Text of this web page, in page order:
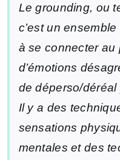
Le grounding, ou
c’est un
à se connecter au
d’émotions
de déperso/déréal
Il y a des
sensations
mentales et des